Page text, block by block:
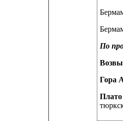
По
Гора